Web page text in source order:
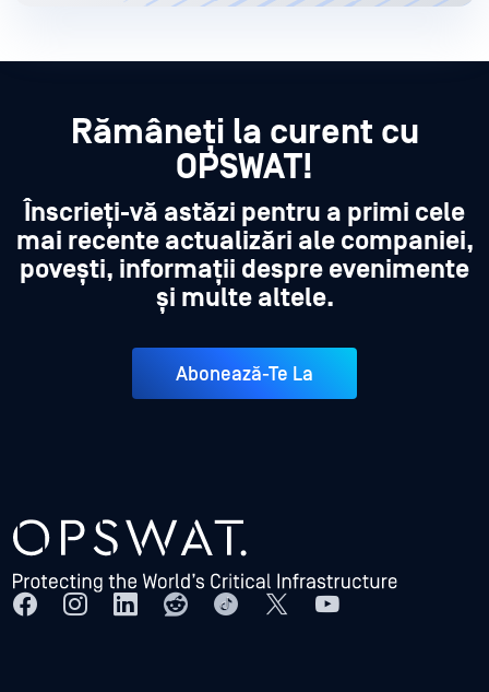
Rămâneți la curent cu
OPSWAT!
Înscrieți-vă astăzi pentru a primi cele
mai recente actualizări ale companiei,
povești, informații despre evenimente
și multe altele.
Abonează-Te La